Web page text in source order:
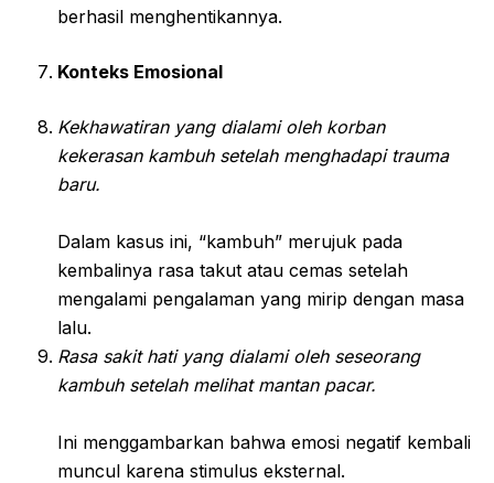
berhasil menghentikannya.
Konteks Emosional
Kekhawatiran yang dialami oleh korban
kekerasan kambuh setelah menghadapi trauma
baru.
Dalam kasus ini, “kambuh” merujuk pada
kembalinya rasa takut atau cemas setelah
mengalami pengalaman yang mirip dengan masa
lalu.
Rasa sakit hati yang dialami oleh seseorang
kambuh setelah melihat mantan pacar.
Ini menggambarkan bahwa emosi negatif kembali
muncul karena stimulus eksternal.